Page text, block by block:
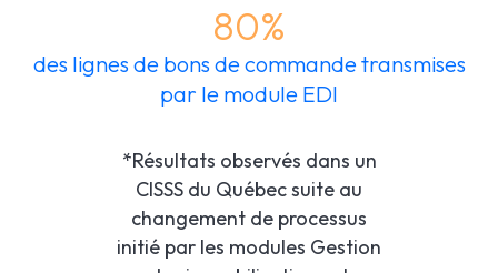
80%
des lignes de bons de commande transmises
par le module EDI
*Résultats observés dans un
CISSS du Québec suite au
changement de processus
initié par les modules Gestion